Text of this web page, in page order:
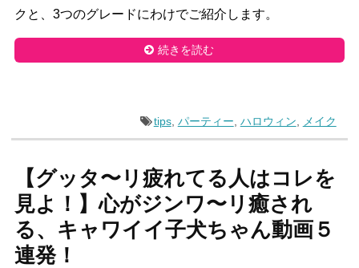
クと、3つのグレードにわけでご紹介します。
続きを読む
tips, パーティー ハロウィン メイク
【グッタ〜リ疲れてる人はコレを
見よ！】心がジンワ〜リ癒され
る、キャワイイ子犬ちゃん動画５
連発！